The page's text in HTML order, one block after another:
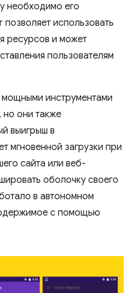
необходимо его
использовать
ресурсов и может
пользователям
инструментами
но они также
выигрыш в
мгновенной загрузки при
сайта или веб-
оболочку своего
в автономном
с помощью